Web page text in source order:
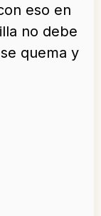
eso en
no debe
quema y